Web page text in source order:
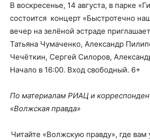
В воскресенье, 14 августа, в парке
состоится концерт «Быстротечно
вечер на зелёной эстраде
Татьяна Чумаченко, Александр
Чечёткин, Сергей Силоров,
Начало в 16:00. Вход свободный. 6+
По материалам РИАЦ и
«Волжская правда»
Читайте «Волжскую правду», где вам